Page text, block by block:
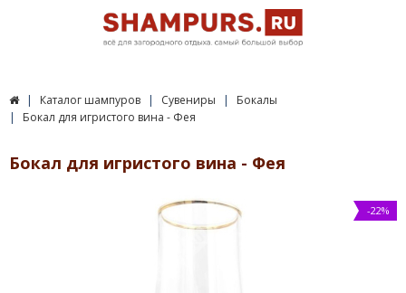
Каталог шампуров Сувениры
Бокалы
Бокал для игристого вина - Фея
Бокал для игристого вина - Фея
-22%